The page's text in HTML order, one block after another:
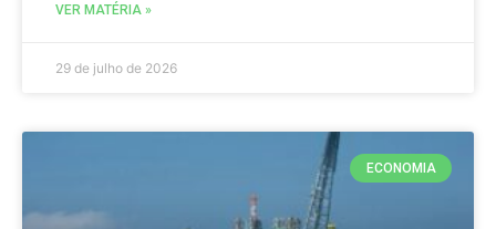
VER MATÉRIA »
29 de julho de 2026
ECONOMIA